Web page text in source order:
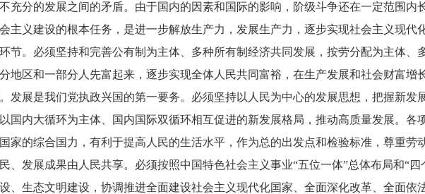
充分的发展之间的矛盾。由于国内的因素和国际的影响，阶级斗争还在一定范围内
主义建设的根本任务，是进一步解放生产力，发展生产力，逐步实现社会主义现代
节。必须坚持和完善公有制为主体、多种所有制经济共同发展，按劳分配为主体、
地区和一部分人先富起来，逐步实现全体人民共同富裕，在生产发展和社会财富增
发展是我们党执政兴国的第一要务。必须坚持以人民为中心的发展思想，把握新发
国内大循环为主体、国内国际双循环相互促进的新发展格局，推动高质量发展。各
家的综合国力，有利于提高人民的生活水平，作为总的出发点和检验标准，尊重劳
、发展成果由人民共享。必须按照中国特色社会主义事业“五位一体”总体布局和“四
、生态文明建设，协调推进全面建设社会主义现代化国家、全面深化改革、全面依